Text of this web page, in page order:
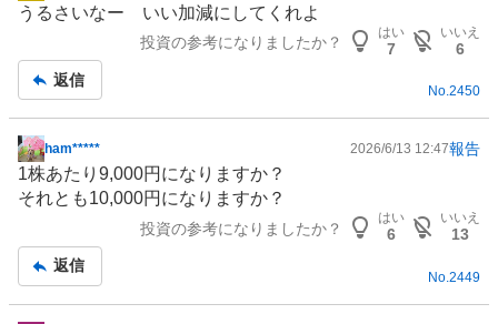
示
事
うるさいなー いい加減にしてくれよ
投資の参考になりましたか？
はい
7
いいえ
6
返信
No.2450
掲
示
板
ham***** 2026/6/13 12:47報告
1株あたり9,000円になりますか？
それとも10,000円になりますか？
投資の参考になりましたか？
はい
6
いいえ
13
返信
No. 2449